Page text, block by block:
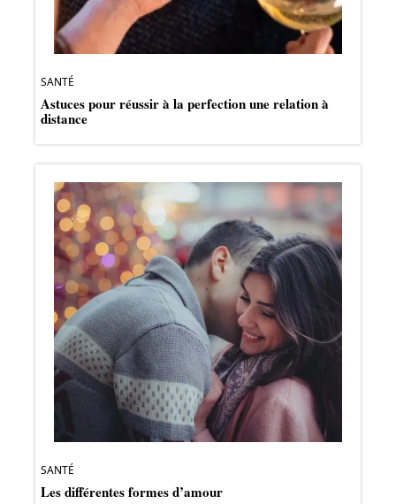
SANTÉ
Astuces pour réussir à la perfection une relation à
distance
SANTÉ
Les différentes formes d’amour